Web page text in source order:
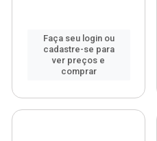
Faça seu login ou
cadastre-se para
ver preços e
comprar